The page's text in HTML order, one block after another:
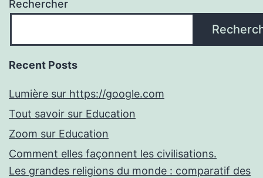
Rechercher
Recent Posts
Lumière sur https://google.com
Tout savoir sur Education
Zoom sur Education
Comment elles façonnent les civilisations.
Les grandes religions du monde : comparatif des